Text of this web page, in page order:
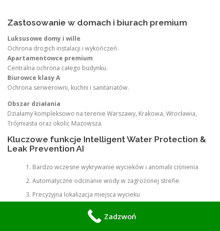
Zastosowanie w domach i biurach premium
Luksusowe domy i wille
Ochrona drogich instalacji i wykończeń.
Apartamentowce premium
Centralna ochrona całego budynku.
Biurowce klasy A
Ochrona serwerowni, kuchni i sanitariatów.
Obszar działania
Działamy kompleksowo na terenie Warszawy, Krakowa, Wrocławia,
Trójmiasta oraz okolic Mazowsza.
Kluczowe funkcje Intelligent Water Protection &
Leak Prevention AI
Bardzo wczesne wykrywanie wycieków i anomalii ciśnienia
Automatyczne odcinanie wody w zagrożonej strefie
Precyzyjna lokalizacja miejsca wycieku
Natychmiastowe powiadomienia z danymi i zdjęciami
Predykcyjna analiza ryzyka awarii
Zadzwoń